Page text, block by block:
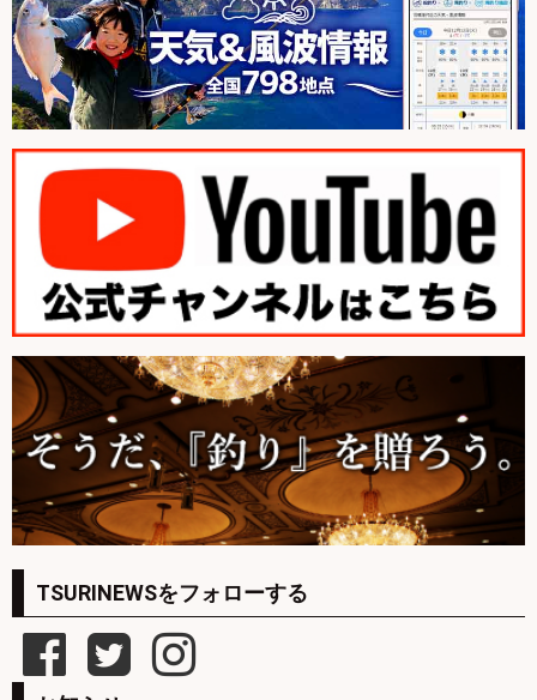
TSURINEWSをフォローする